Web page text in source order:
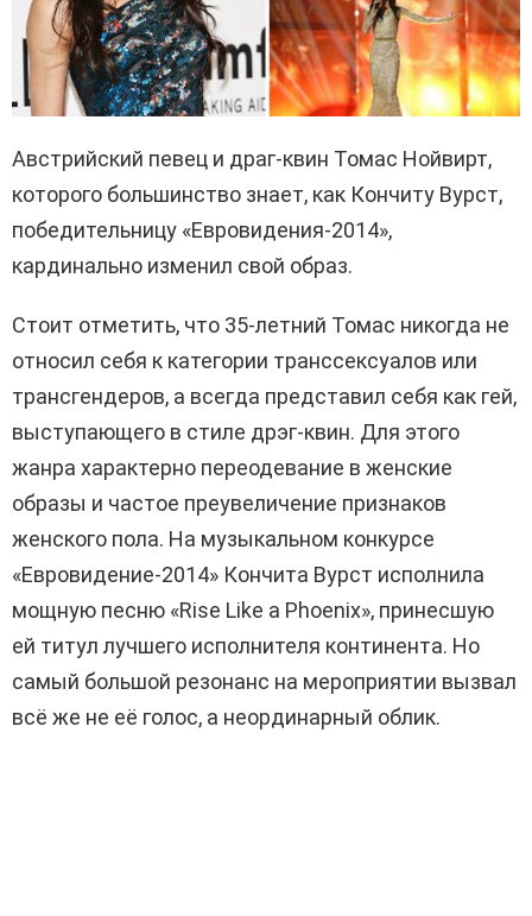
Австрийский певец и драг-квин Томас Нойвирт,
которого большинство знает, как Кончиту Вурст,
победительницу «Евровидения-2014»,
кардинально изменил свой образ.
Стоит отметить, что 35-летний Томас никогда не
относил себя к категории транссексуалов или
трансгендеров, а всегда представил себя как гей,
выступающего в стиле дрэг-квин. Для этого
жанра характерно переодевание в женские
образы и частое преувеличение признаков
женского пола. На музыкальном конкурсе
«Евровидение-2014» Кончита Вурст исполнила
мощную песню «Rise Like a Phoenix», принесшую
ей титул лучшего исполнителя континента. Но
самый большой резонанс на мероприятии вызвал
всё же не её голос, а неординарный облик.